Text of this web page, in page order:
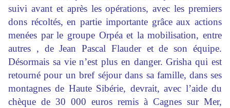
suivi avant et après les opérations, avec les premiers
dons récoltés, en partie importante grâce aux actions
menées par le groupe Orpéa et la mobilisation, entre
autres , de Jean Pascal Flauder et de son équipe.
Désormais sa vie n’est plus en danger. Grisha qui est
retourné pour un bref séjour dans sa famille, dans ses
montagnes de Haute Sibérie, devrait, avec l’aide du
chèque de 30 000 euros remis à Cagnes sur Mer,